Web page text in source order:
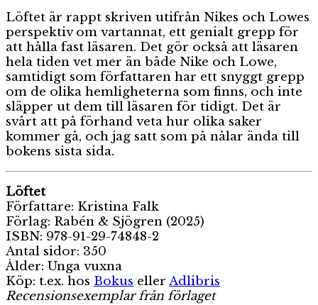
Löftet är rappt skriven utifrån Nikes och Lowes
perspektiv om vartannat, ett genialt grepp för
att hålla fast läsaren. Det gör också att läsaren
hela tiden vet mer än både Nike och Lowe,
samtidigt som författaren har ett snyggt grepp
om de olika hemligheterna som finns, och inte
släpper ut dem till läsaren för tidigt. Det är
svårt att på förhand veta hur olika saker
kommer gå, och jag satt som på nålar ända till
bokens sista sida.
Löftet
Författare: Kristina Falk
Förlag: Rabén & Sjögren (2025)
ISBN: 978-91-29-74848-2
Antal sidor: 350
Ålder: Unga vuxna
Köp: t.ex. hos Bokus eller Adlibris
Recensionsexemplar från förlaget